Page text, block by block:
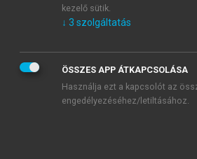
KIPRÓBÁLOM
kezelő sütik.
↓ 3 szolgáltatás
ÖSSZES APP ÁTKAPCSOLÁSA
Használja ezt a kapcsolót az
engedélyezéséhez/letiltásához.